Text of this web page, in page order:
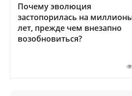
Почему эволюция
застопорилась на
лет, прежде чем внезапно
возобновиться?